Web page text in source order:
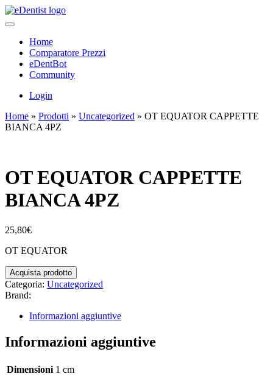
Home
Comparatore Prezzi
eDentBot
Community
Login
Home » Prodotti » Uncategorized » OT EQUATOR CAPPETTE
BIANCA 4PZ
OT EQUATOR CAPPETTE
BIANCA 4PZ
25,80€
OT EQUATOR
Acquista prodotto
Categoria: Uncategorized
Brand:
Informazioni aggiuntive
Informazioni aggiuntive
Dimensioni 1 cm